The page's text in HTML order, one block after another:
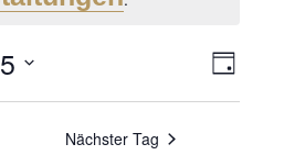
TAG
Nächster Tag